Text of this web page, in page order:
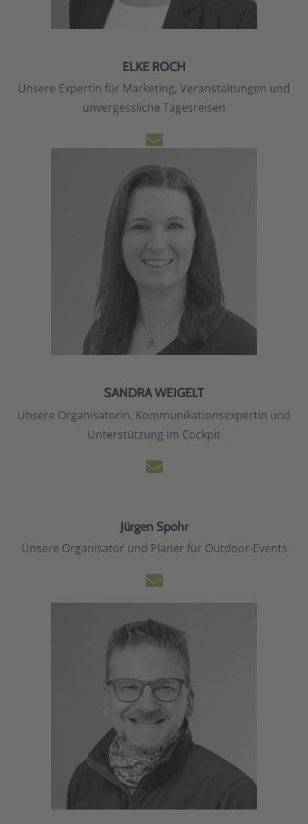
ELKE ROCH
Unsere Expertin für Marketing, Veranstaltungen und
unvergessliche Tagesreisen
SANDRA WEIGELT
Unsere Organisatorin, Kommunikationsexpertin und
Unterstützung im Cockpit
Jürgen Spohr
Unsere Organisator und Planer für Outdoor-Events